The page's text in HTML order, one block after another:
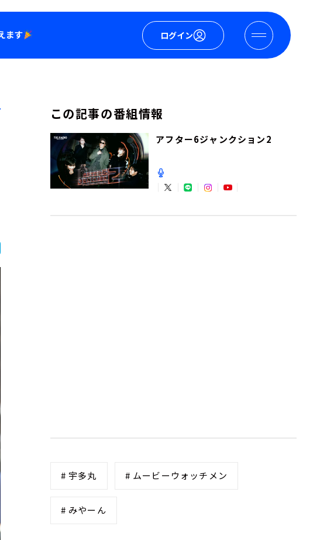
ログイン
この記事の番組情報
アフター6ジャンクション2
# 宇多丸 # ムービーウォッチメン
# みやーん